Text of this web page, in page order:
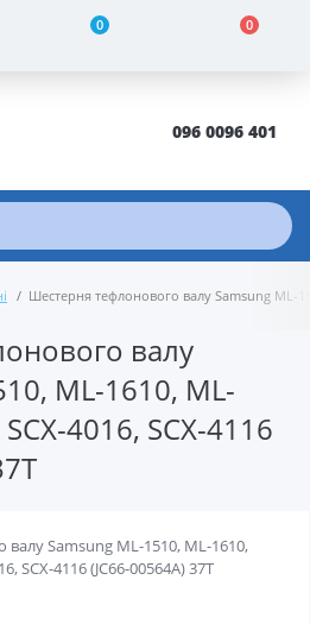
0 0
096 0096 401
Шестерня тефлонового валу Samsung ML-
валу
ML-1610, ML-
4016, SCX-4116